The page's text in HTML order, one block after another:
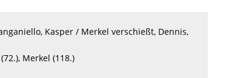
Kasper / Merkel verschießt, Dennis,
Merkel (118.)